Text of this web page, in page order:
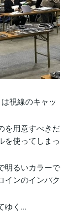
視線のキャッ
を用意すべきだ
を使ってしまっ
明るいカラーで
インのインパク
ゆく...